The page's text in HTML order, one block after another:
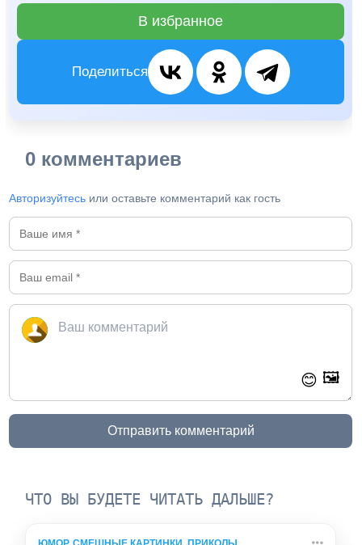
В избранное
Поделиться
0 комментариев
Авторизуйтесь или оставьте комментарий как гость
😊 🖼️
Отправить комментарий
ЧТО ВЫ БУДЕТЕ ЧИТАТЬ ДАЛЬШЕ?